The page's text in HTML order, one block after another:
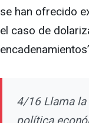
se han ofrecido
el caso de
4/16 Llama la